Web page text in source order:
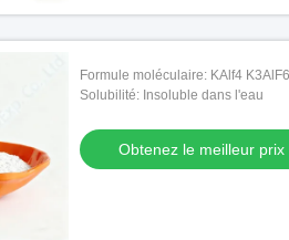
Formule moléculaire: KAlf4 K3AlF6
Solubilité: Insoluble dans l'eau
Obtenez le meilleur prix